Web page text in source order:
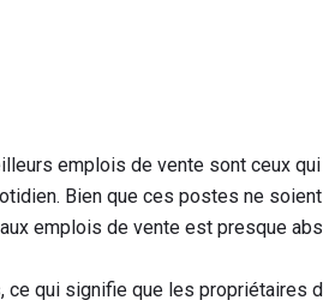
emplois de vente sont ceux
Bien que ces postes ne
emplois de vente est presque
ce qui signifie que les propriétaires